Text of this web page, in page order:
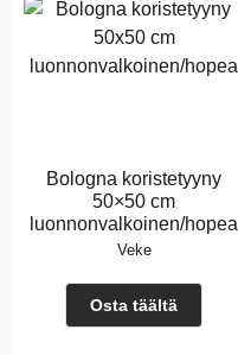
Bologna koristetyyny
50×50 cm
luonnonvalkoinen/hopea
Veke
Osta täältä